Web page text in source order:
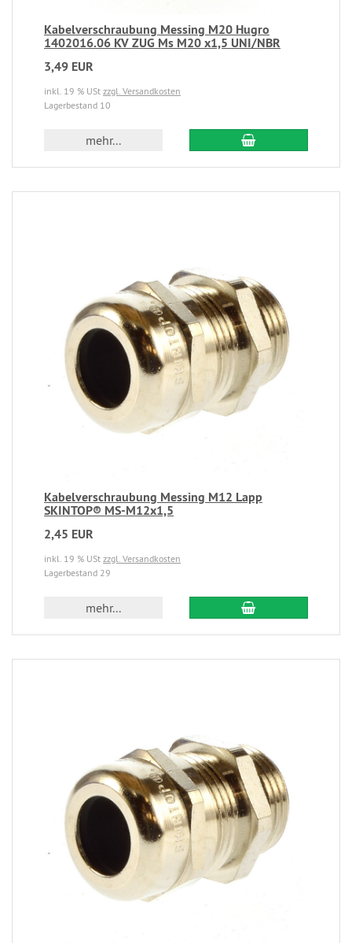
Kabelverschraubung Messing M20 Hugro
1402016.06 KV ZUG Ms M20 x1,5 UNI/NBR
3,49 EUR
inkl. 19 % USt zzgl. Versandkosten
Lagerbestand 10
mehr...
Kabelverschraubung Messing M12 Lapp
SKINTOP® MS-M12x1,5
2,45 EUR
inkl. 19 % USt zzgl. Versandkosten
Lagerbestand 29
mehr...